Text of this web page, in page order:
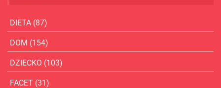
DIETA (87)
DOM (154)
DZIECKO (103)
FACET (31)